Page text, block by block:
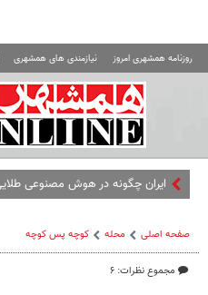
روزنامه همشهری امروز نیازمندی های همشهری
ایران چگونه در هوش مصنوعی
صفحه اصلی محله کوچه پس کوچه
مجموع نظرات: ۶